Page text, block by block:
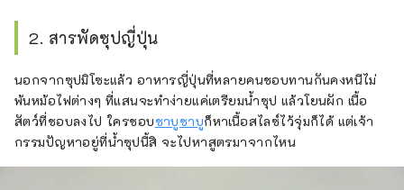
2. สารพัดซุปญี่ปุ่น
นอกจากซุปมิโซะแล้ว อาหารญี่ปุ่นที่หลายคนชอบทานกันคงหนีไม่
พ้นหม้อไฟต่างๆ ที่แสนจะทำง่ายแค่เตรียมน้ำซุป แล้วโยนผัก เนื้อ
สัตว์ที่ชอบลงไป ใครชอบชาบูชาบูก็หาเนื้อสไลซ์ไว้จุ่มก็ได้ แต่เจ้า
กรรมปัญหาอยู่ที่น้ำซุปนี้สิ จะไปหาสูตรมาจากไหน